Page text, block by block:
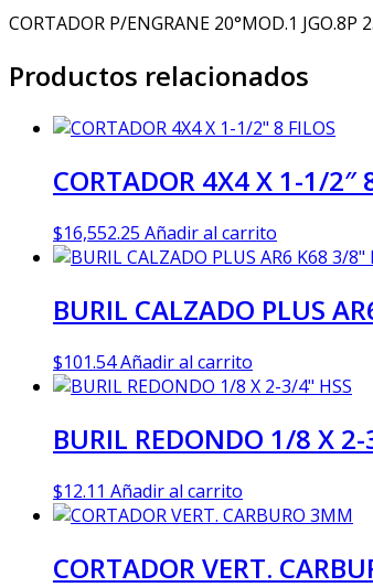
CORTADOR P/ENGRANE 20°MOD.1 JGO.8P
Productos relacionados
CORTADOR 4X4 X 1-1/2″
$16,552.25 Añadir al carrito
BURIL CALZADO PLUS
$101.54Añadir al carrito
BURIL REDONDO 1/8 X 2-
$12.11 Añadir al carrito
CORTADOR VERT.